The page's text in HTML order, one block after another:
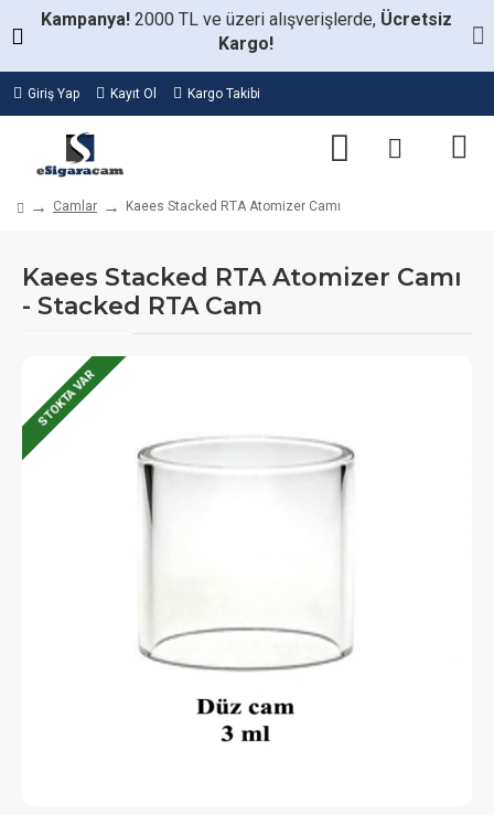
Kampanya! 2000 TL ve üzeri alışverişlerde, Ücretsiz
Kargo!
Giriş Yap Kayıt Ol Kargo Takibi
Camlar Kaees Stacked RTA Atomizer Camı
Kaees Stacked RTA Atomizer Camı
- Stacked RTA Cam
STOKTA VAR